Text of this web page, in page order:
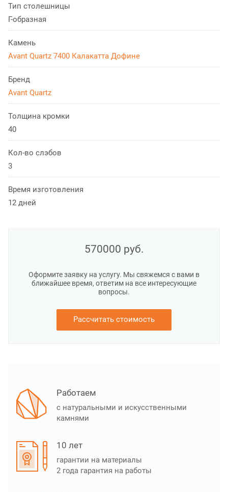
Тип столешницы
Г-образная
Камень
Avant Quartz 7400 Калакатта Дофине
Бренд
Avant Quartz
Толщина кромки
40
Кол-во слэбов
3
Время изготовления
12 дней
570000 руб.
Оформите заявку на услугу. Мы свяжемся с вами в
ближайшее время, ответим на все интересующие
вопросы.
Рассчитать стоимость
Работаем
с натуральными и искусственными
камнями
10 лет
гарантии на материалы
2 года гарантия на работы